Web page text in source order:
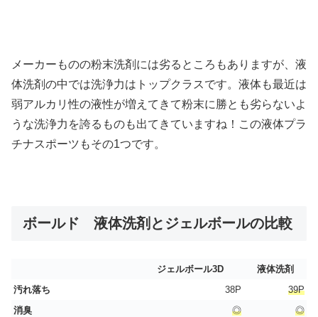
メーカーものの粉末洗剤には劣るところもありますが、液
体洗剤の中では洗浄力はトップクラスです。液体も最近は
弱アルカリ性の液性が増えてきて粉末に勝とも劣らないよ
うな洗浄力を誇るものも出てきていますね！この液体プラ
チナスポーツもその1つです。
ボールド 液体洗剤とジェルボールの比較
ジェルボール3D
液体洗剤
汚れ落ち
38P
39P
消臭
◎
◎